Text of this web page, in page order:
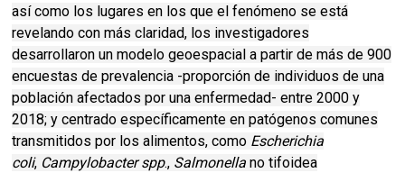
así como los lugares en los que el fenómeno se está
revelando con más claridad, los investigadores
desarrollaron un modelo geoespacial a partir de más de 900
encuestas de prevalencia -proporción de individuos de una
población afectados por una enfermedad- entre 2000 y
2018; y centrado específicamente en patógenos comunes
transmitidos por los alimentos, como Escherichia
coli, Campylobacter spp., Salmonellano tifoidea